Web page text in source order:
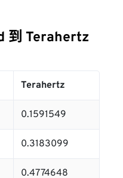
到 Terahertz
Terahertz
0.1591549
0.3183099
0.4774648